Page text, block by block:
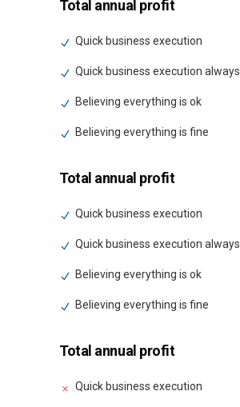
Total annual profit
Quick business execution
Quick business execution always
Believing everything is ok
Believing everything is fine
Total annual profit
Quick business execution
Quick business execution always
Believing everything is ok
Believing everything is fine
Total annual profit
Quick business execution